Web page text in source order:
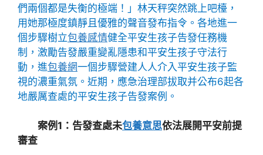
們兩個都是失衡的極端！」林天秤突然跳上吧檯，
用她那極度鎮靜且優雅的聲音發布指令。各地進一
個步驟樹立包養感情健全平安生孩子告發任務機
制，激勵告發嚴重變亂隱患和平安生孩子守法行
動，進包養網一個步驟營建人人介入平安生孩子監
視的濃重氣氛。近期，應急治理部拔取并公布6起各
地嚴厲查處的平安生孩子告發案例。
案例1：告發查處未包養意思依法展開平安前提
審查